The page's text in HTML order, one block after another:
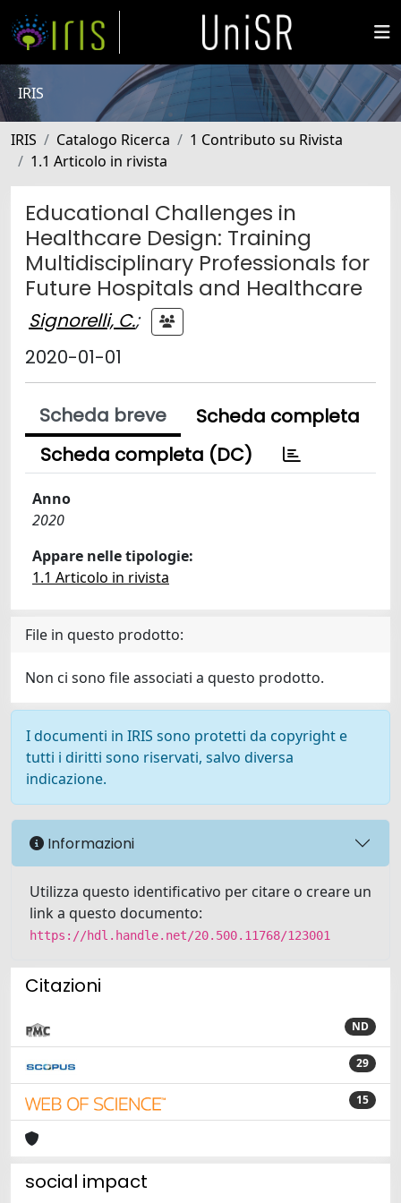
IRIS
IRIS Catalogo Ricerca
1 Contributo su Rivista
1.1 Articolo in rivista
Educational Challenges in
Healthcare Design: Training
Multidisciplinary Professionals for
Future Hospitals and Healthcare
Signorelli, C.;
2020-01-01
Scheda breve
Scheda completa
Scheda completa (DC)
Anno
2020
Appare nelle tipologie:
1.1 Articolo in rivista
File in questo prodotto:
Non ci sono file associati a questo prodotto.
I documenti in IRIS sono protetti da copyright e
tutti i diritti sono riservati, salvo diversa
indicazione.
Informazioni
Utilizza questo identificativo per citare o creare un
link a questo documento:
https://hdl.handle.net/20.500.11768/123001
Citazioni
ND
29
15
social impact